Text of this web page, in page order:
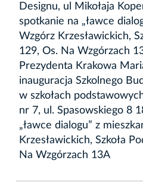
Designu, ul Mikołaja
spotkanie na „ławce
Wzgórz Krzesławickich,
129, Os. Na Wzgórzach
Prezydenta Krakowa
inauguracja Szkolnego
w szkołach
nr 7, ul. Spasowskiego 8
„ławce dialogu” z
Krzesławickich, Szkoła
Na Wzgórzach 13A